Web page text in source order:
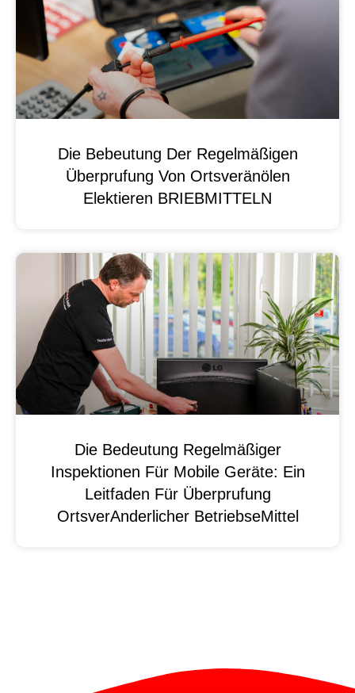
Die Bebeutung Der Regelmäßigen
Überprufung Von Ortsveränölen
Elektieren BRIEBMITTELN
Die Bedeutung Regelmäßiger
Inspektionen Für Mobile Geräte: Ein
Leitfaden Für Überprufung
OrtsverAnderlicher BetriebseMittel